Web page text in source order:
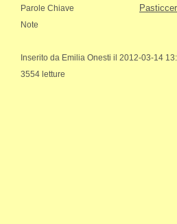
Parole Chiave
Note
Inserito da Emilia Onesti il 2012-03-14
3554 letture